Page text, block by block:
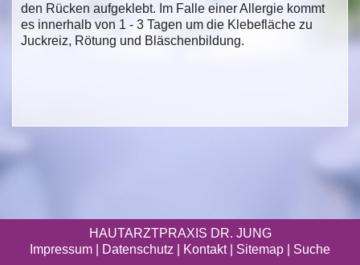
den Rücken aufgeklebt. Im Falle einer Allergie kommt
es innerhalb von 1 - 3 Tagen um die Klebefläche zu
Juckreiz, Rötung und Bläschenbildung.
HAUTARZTPRAXIS DR. JUNG
Impressum
Datenschutz | Kontakt | Sitemap Suche